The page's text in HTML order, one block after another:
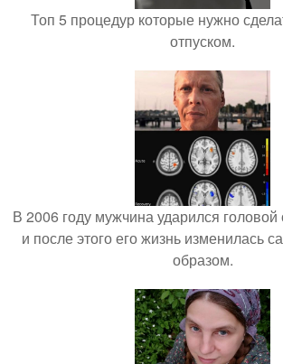
Топ 5 процедур которые нужно
отпуском.
В 2006 году мужчина ударился
и после этого его жизнь изменилась
образом.